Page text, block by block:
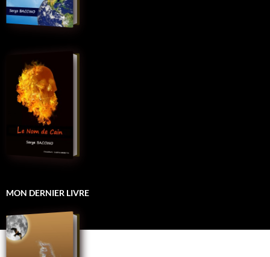
MON DERNIER LIVRE